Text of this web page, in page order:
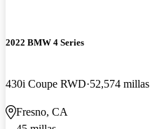
2022 BMW 4 Series
430i Coupe RWD 52,574 millas
Fresno, CA